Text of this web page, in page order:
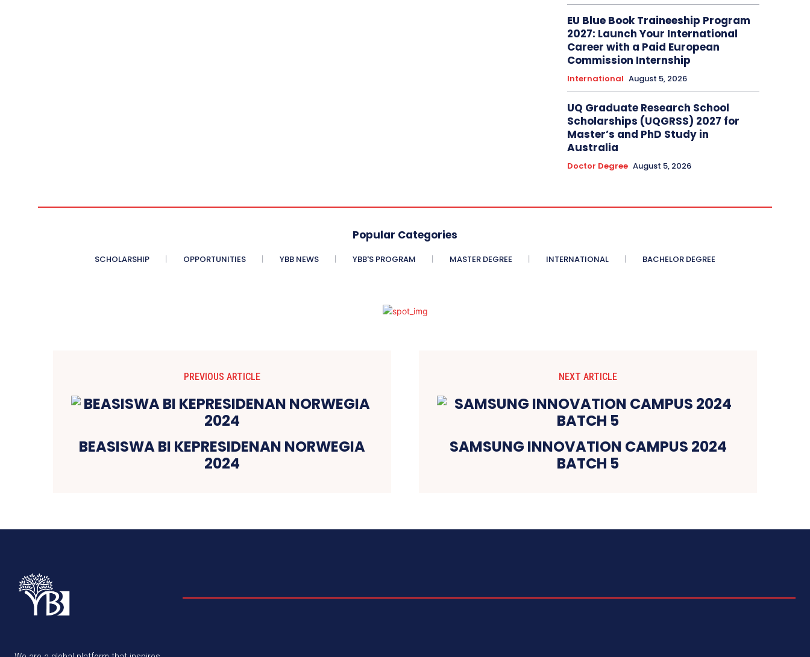
EU Blue Book Traineeship Program
2027: Launch Your International
Career with a Paid European
Commission Internship
International August 5, 2026
UQ Graduate Research School
Scholarships (UQGRSS) 2027 for
Master’s and PhD Study in
Australia
Doctor Degree August 5, 2026
Popular Categories
SCHOLARSHIP OPPORTUNITIES YBB NEWS YBB'S PROGRAM MASTER DEGREE INTERNATIONAL BACHELOR DEGREE
PREVIOUS ARTICLE
BEASISWA BI KEPRESIDENAN NORWEGIA
2024
NEXT ARTICLE
SAMSUNG INNOVATION CAMPUS 2024
BATCH 5